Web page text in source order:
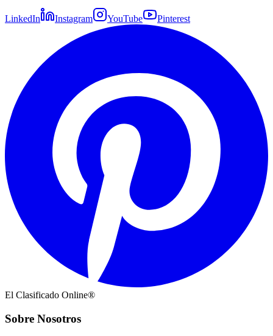
LinkedIn Instagram YouTube Pinterest
El Clasificado Online®
Sobre Nosotros